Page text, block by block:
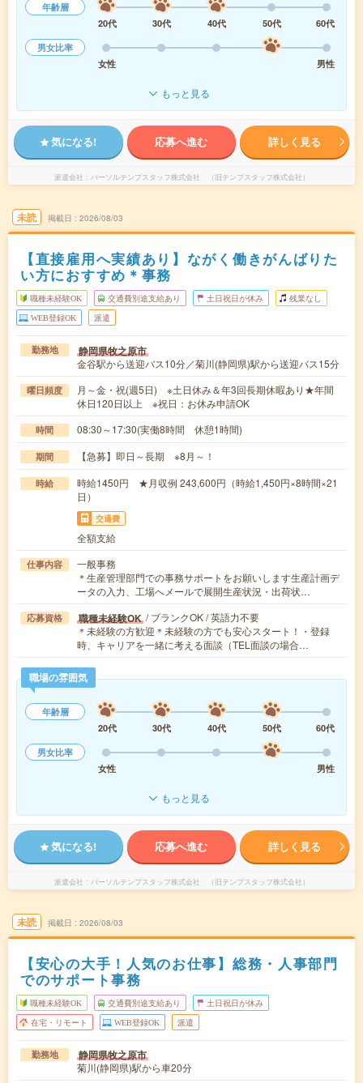
年齢層
20代
30代 40代 50代
60代
男女比率
女性
男性
もっと見る
気になる! 応募へ進む 詳しく見る
派遣会社 パーソルテンプスタッフ株式会社 （旧テンプスタッフ株式会社）
未読 掲載日 2026/08/03
【直接雇用へ実績あり】ながく働きがんばりた
い方におすすめ＊事務
職種未経験OK 交通費別途支給あり 土日祝日が休み 残業なし
WEB登録OK 派遣
勤務地 静岡県牧之原市
金谷駅から送迎バス10分／菊川(静岡県)駅から送迎バス15分
曜日頻度
月～金・祝(週5日) ※土日休み＆年3回長期休暇あり★年間
休日120日以上 ※祝日：お休み申請OK
時間 08:30～17:30(実働8時間 休憩1時間)
期間 【急募】即日～長期 ※8月～！
時給
時給1450円 ★月収例 243,600円（時給1,450円×8時間×21
日）
交通費
全額支給
仕事内容
一般事務
＊生産管理部門での事務サポートをお願いします生産計画デ
ータの入力、工場へメールで展開生産状況・出荷状…
応募資格 職種未経験OK / ブランクOK / 英語力不要
＊未経験の方歓迎＊未経験の方でも安心スタート！・登録
時、キャリアを一緒に考える面談（TEL面談の場合…
職場の雰囲気
年齢層
20代
30代 40代 50代
60代
男女比率
女性
男性
もっと見る
気になる! 応募へ進む 詳しく見る
派遣会社 パーソルテンプスタッフ株式会社 （旧テンプスタッフ株式会社）
未読 掲載日 2026/08/03
【安心の大手！人気のお仕事】総務・人事部門
でのサポート事務
職種未経験OK 交通費別途支給あり 土日祝日が休み
在宅・リモート WEB登録OK 派遣
勤務地 静岡県牧之原市
菊川(静岡県)駅から車20分